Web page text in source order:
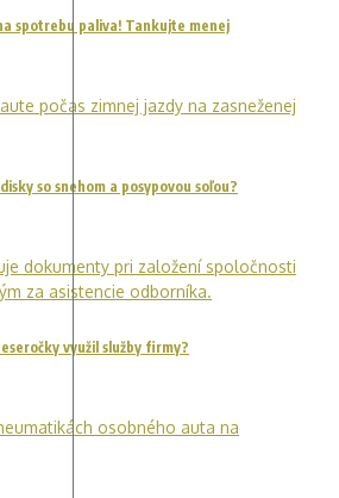
spotrebu paliva! Tankujte menej
so snehom a posypovou soľou?
využil služby firmy?